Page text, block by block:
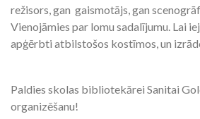
režisors, gan gaismotājs, gan
Vienojāmies par lomu sadalījumu. Lai
apģērbti atbilstošos kostīmos, un
Paldies skolas bibliotekārei Sanitai
organizēšanu!